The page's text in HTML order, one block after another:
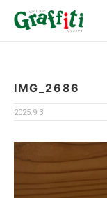
IMG_2686
2025.9.3